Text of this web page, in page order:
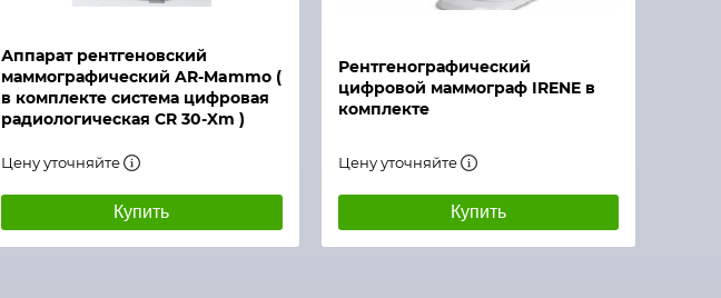
Аппарат рентгеновский
маммографический AR-Mammo (
в комплекте система цифровая
радиологическая CR 30-Xm )
Цену уточняйте
Купить
Быстрый просмотр
Рентгенографический
цифровой маммограф IRENE в
комплекте
Цену уточняйте
Купить